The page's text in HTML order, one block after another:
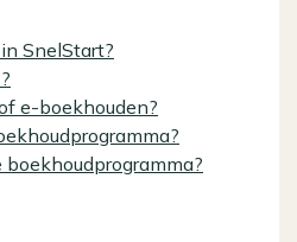
SnelStart?
e-boekhouden?